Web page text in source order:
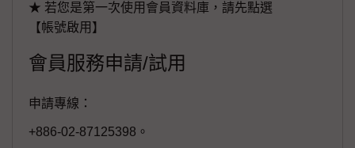
★ 若您是第一次使用會員資料庫，請先點選
【帳號啟用】
會員服務申請/試用
申請專線：
+886-02-87125398。